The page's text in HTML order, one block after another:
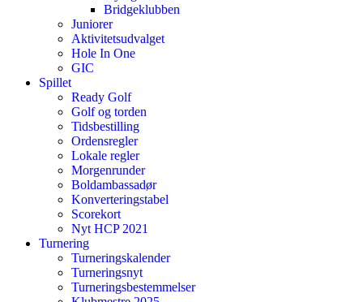
Bridgeklubben
Juniorer
Aktivitetsudvalget
Hole In One
GIC
Spillet
Ready Golf
Golf og torden
Tidsbestilling
Ordensregler
Lokale regler
Morgenrunder
Boldambassadør
Konverteringstabel
Scorekort
Nyt HCP 2021
Turnering
Turneringskalender
Turneringsnyt
Turneringsbestemmelser